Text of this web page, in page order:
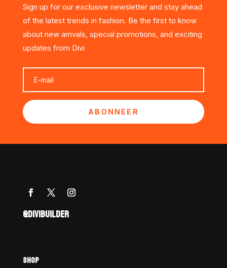
Sign up for our exclusive newsletter and stay ahead
of the latest trends in fashion. Be the first to know
about new arrivals, special promotions, and exciting
updates from Divi
ABONNEER
@DIVIBUILDER
SHOP